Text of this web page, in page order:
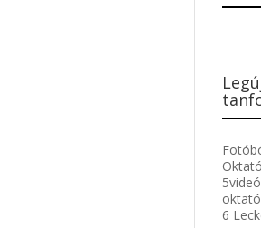
5videó
6